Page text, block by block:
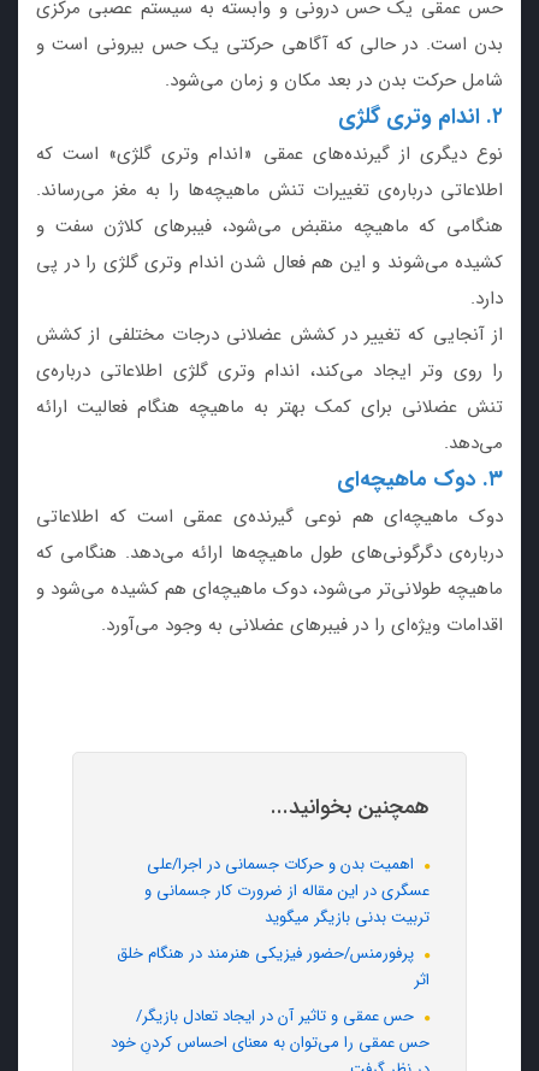
حس عمقی یک حس درونی و وابسته به سیستم عصبی مرکزی
بدن است. در حالی که آگاهی حرکتی یک حس بیرونی است و
شامل حرکت بدن در بعد مکان و زمان می‌شود.
۲. اندام وتری گلژی
نوع دیگری از گیرنده‌های عمقی «اندام وتری گلژی» است که
اطلاعاتی درباره‌ی تغییرات تنش ماهیچه‌ها را به مغز می‌رساند.
هنگامی که ماهیچه منقبض می‌شود، فیبرهای کلاژن سفت و
کشیده می‌شوند و این هم فعال شدن اندام وتری گلژی را در پی
دارد.
از آنجایی که تغییر در کشش عضلانی درجات مختلفی از کشش
را روی وتر ایجاد می‌کند، اندام وتری گلژی اطلاعاتی درباره‌ی
تنش عضلانی برای کمک بهتر به ماهیچه هنگام فعالیت ارائه
می‌دهد.
۳. دوک ماهیچه‌ای
دوک ماهیچه‌ای هم نوعی گیرنده‌ی عمقی است که اطلاعاتی
درباره‌ی دگرگونی‌های طول ماهیچه‌ها ارائه می‌دهد. هنگامی که
ماهیچه طولانی‌تر می‌شود، دوک ماهیچه‌ای هم کشیده می‌شود و
اقدامات ویژه‌ای را در فیبرهای عضلانی به وجود می‌آورد.
همچنین بخوانید...
اهمیت بدن و حرکات جسمانی در اجرا/علی
عسگری در این مقاله از ضرورت کار جسمانی و
تربیت بدنی بازیگر میگوید
پرفورمنس/حضور فیزیکی هنرمند در هنگام خلق
اثر
حس عمقی و تاثیر آن در ایجاد تعادل بازیگر/
حس عمقی را می‌توان به معنای احساس کردنِ خود